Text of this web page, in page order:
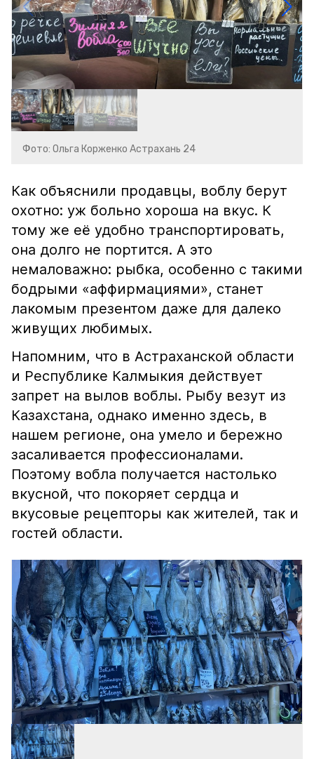
Фото: Ольга Корженко Астрахань 24
Как объяснили продавцы, воблу берут
охотно: уж больно хороша на вкус. К
тому же её удобно транспортировать,
она долго не портится. А это
немаловажно: рыбка, особенно с такими
бодрыми «аффирмациями», станет
лакомым презентом даже для далеко
живущих любимых.
Напомним, что в Астраханской области
и Республике Калмыкия действует
запрет на вылов воблы. Рыбу везут из
Казахстана, однако именно здесь, в
нашем регионе, она умело и бережно
засаливается профессионалами.
Поэтому вобла получается настолько
вкусной, что покоряет сердца и
вкусовые рецепторы как жителей, так и
гостей области.